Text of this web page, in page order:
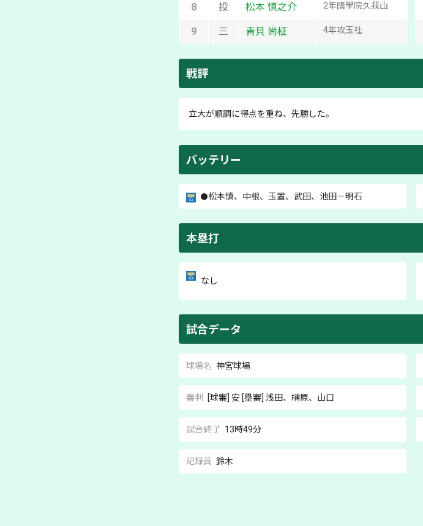
8 投 松本 慎之介 2年國學院久我山
9 三 青貝 尚柾 4年攻玉社
戦評
立大が順調に得点を重ね、先勝した。
バッテリー
松本慎、 中根、 玉置、 武田、 池田 －明石
本塁打
なし
試合データ
球場名 神宮球場
審判 [球審] 安 [塁審] 浅田、榊原、山口
試合終了 13時49分
記録員 鈴木